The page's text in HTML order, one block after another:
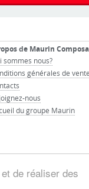
de réaliser des
de Maurin
sommes nous?
générales de
nous
du groupe Maurin